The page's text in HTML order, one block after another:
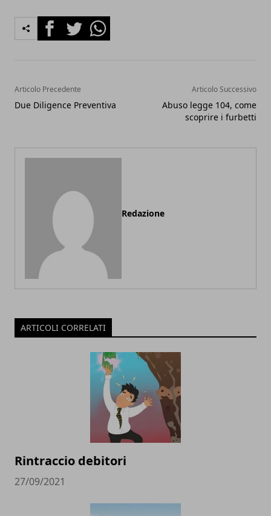
FacebookTwitterWhatsapp
Articolo Precedente
Due Diligence Preventiva
Articolo Successivo
Abuso legge 104, come
scoprire i furbetti
Redazione
ARTICOLI CORRELATI
Rintraccio debitori
27/09/2021